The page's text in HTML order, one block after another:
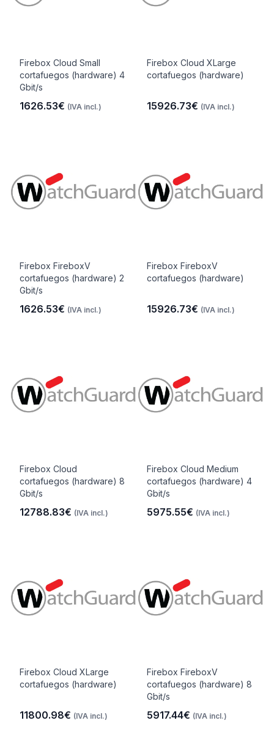
Firebox Cloud Small
cortafuegos (hardware) 4
Gbit/s
1626.53€ (IVA incl.)
Firebox Cloud XLarge
cortafuegos (hardware)
15926.73€ (IVA incl.)
Firebox FireboxV
cortafuegos (hardware) 2
Gbit/s
1626.53€ (IVA incl.)
Firebox FireboxV
cortafuegos (hardware)
15926.73€ (IVA incl.)
Firebox Cloud
cortafuegos (hardware) 8
Gbit/s
12788.83€ (IVA incl.)
Firebox Cloud Medium
cortafuegos (hardware) 4
Gbit/s
5975.55€ (IVA incl.)
Firebox Cloud XLarge
cortafuegos (hardware)
11800.98€ (IVA incl.)
Firebox FireboxV
cortafuegos (hardware) 8
Gbit/s
5917.44€ (IVA incl.)